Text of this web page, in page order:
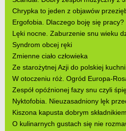
Chrypka to jeden z objawów
Ergofobia. Dlaczego boję się pracy?
Lęki nocne. Zaburzenie snu wieku
Syndrom obcej ręki
Zmienne ciało człowieka
Ze starożytnej Azji do polskiej
W otoczeniu róż. Ogród Europa-
Zespół opóźnionej fazy snu czyli
Nyktofobia. Nieuzasadniony lęk
Kiszona kapusta dobrym
O kulinarnych gustach się nie